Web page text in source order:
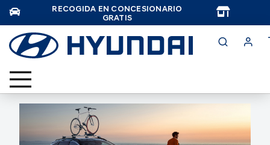
RECOGIDA EN CONCESIONARIO
GRATIS